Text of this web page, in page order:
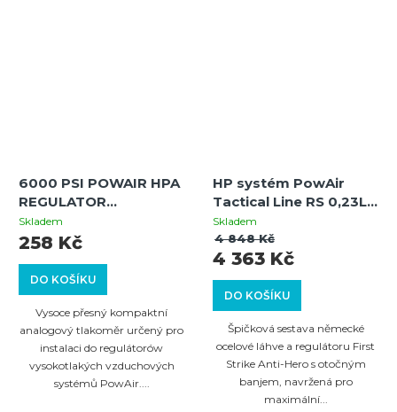
6000 PSI POWAIR HPA
REGULATOR
MANOMETER – Přesný
tlakoměr pro
Skladem
DO KOŠÍKU
258 Kč
Vysoce přesný kompaktní
analogový tlakoměr určený pro
instalaci do regulátorów
vysokotlakých vzduchových
systémů PowAir....
HP systém PowAir
Tactical Line RS 0,23L /
15ci s regulátorem
First Strike Anti-Hero
300 Bar
Skladem
DO KOŠÍKU
4 363 Kč
4 848 Kč
Špičková sestava německé
ocelové láhve a regulátoru First
Strike Anti-Hero s otočným
banjem, navržená pro
maximální...